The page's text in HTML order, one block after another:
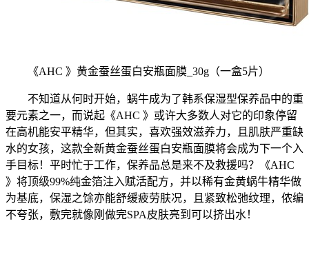
《AHC 》黄金蚕丝蛋白安瓶面膜_30g（一盒5片）
不知道从何时开始，蜗牛成为了韩系保湿型保养品中的重
要元素之一，而说起《AHC 》或许大多数人对它的印象停留
在高机能安平精华，但其实，喜欢强效滋养力，且肌肤严重缺
水的女孩，这款全新黄金蚕丝蛋白安瓶面膜将会成为下一个入
手目标！平时忙于工作，保养品总是来不及救援吗？《AHC
》将顶级99%纯金箔注入赋活配方，并以稀有金黄蜗牛精华做
为基底，保湿之馀亦能舒缓疲劳肤况，且紧致松弛纹理，侬编
不夸张，敷完就像刚做完SPA皮肤亮到可以挤出水！